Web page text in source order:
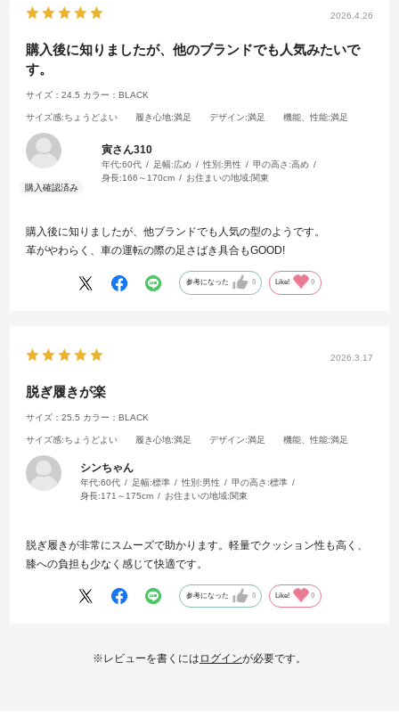
2026.4.26
購入後に知りましたが、他のブランドでも人気みたいで
す。
サイズ：24.5 カラー：BLACK
サイズ感:ちょうどよい 履き心地:満足 デザイン:満足 機能、性能:満足
寅さん310
年代:60代 足幅:広め 性別:男性 甲の高さ:高め
身長:166～170cm お住まいの地域:関東
購入後に知りましたが、他ブランドでも人気の型のようです。
革がやわらく、車の運転の際の足さばき具合もGOOD!
参考になった 0 Like! 0
2026.3.17
脱ぎ履きが楽
サイズ：25.5 カラー：BLACK
サイズ感:ちょうどよい 履き心地:満足 デザイン:満足 機能、性能:満足
シンちゃん
年代:60代 足幅:標準 性別:男性 甲の高さ:標準
身長:171～175cm お住まいの地域:関東
脱ぎ履きが非常にスムーズで助かります。軽量でクッション性も高く、
膝への負担も少なく感じて快適です。
参考になった 0 Like! 0
※レビューを書くには ログインが必要です。